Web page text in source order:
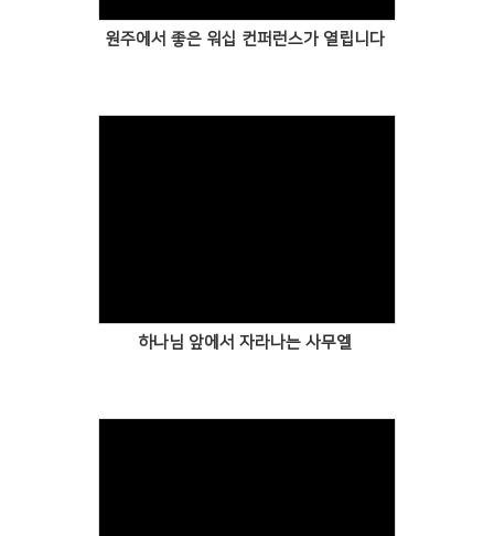
원주에서 좋은 워십 컨퍼런스가 열립니다
하나님 앞에서 자라나는 사무엘